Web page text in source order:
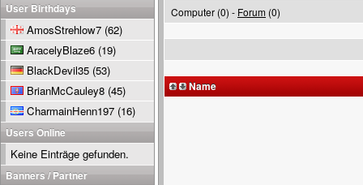
Computer (0) - Forum (0)
Name
User Birthdays
AmosStrehlow7 (62)
AracelyBlaze6 (19)
BlackDevil35 (53)
BrianMcCauley8 (45)
CharmainHenn197 (16)
Users Online
Keine Einträge gefunden.
Banners / Partner